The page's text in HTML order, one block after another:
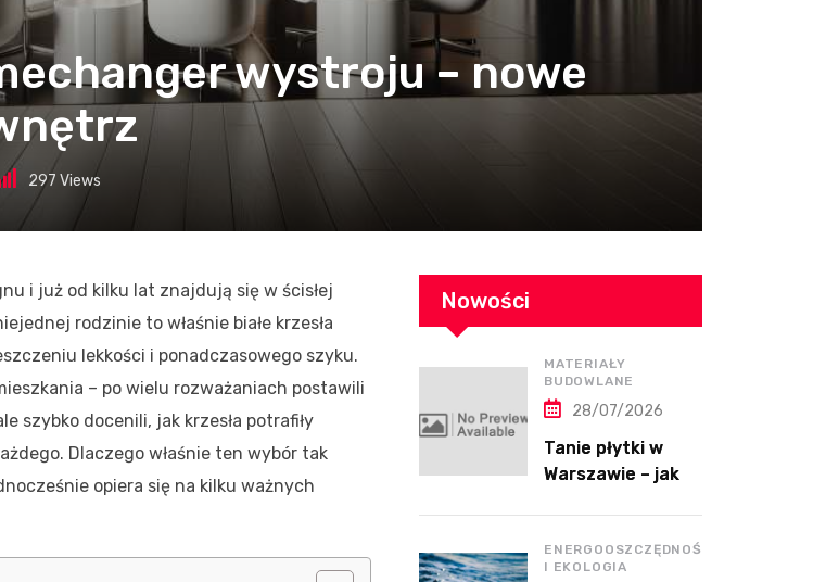
wystroju – nowe
297 Views
i już od kilku lat znajdują się w ścisłej
rodzinie to właśnie białe krzesła
lekkości i ponadczasowego szyku.
– po wielu rozważaniach postawili
szybko docenili, jak krzesła potrafiły
Dlaczego właśnie ten wybór tak
opiera się na kilku ważnych
Nowości
MATERIAŁY
BUDOWLANE
28/07/2026
Tanie płytki w
Warszawie – jak
przepłacania?
ENERGOOSZCZĘDNOŚĆ
I EKOLOGIA